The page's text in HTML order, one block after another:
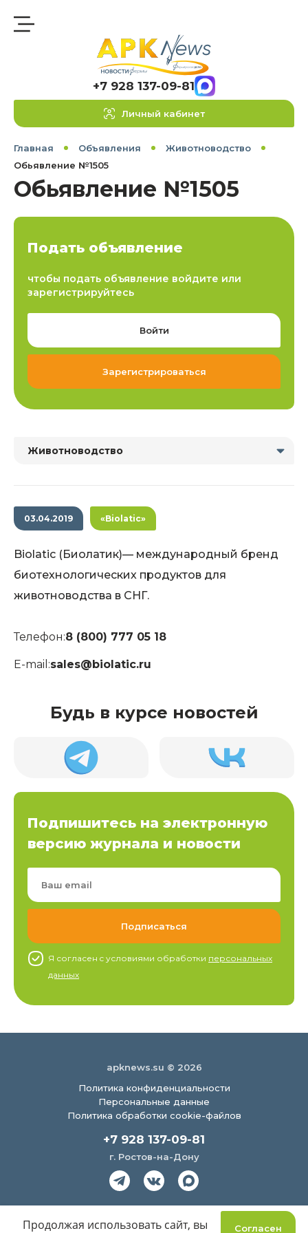
+7 928 137-09-81
Личный кабинет
Главная Объявления
Животноводство
Обьявление №1505
Обьявление №1505
Подать объявление
чтобы подать объявление войдите или
зарегистрируйтесь
Войти
Зарегистрироваться
Животноводство
03.04.2019 «Biolatic»
Biolatic (Биолатик)— международный бренд
биотехнологических продуктов для
животноводства в СНГ.
Телефон:8 (800) 777 05 18
E-mail:sales@biolatic.ru
Будь в курсе новостей
Подпишитесь на электронную
версию журнала и новости
Я согласен c условиями обработки персональных
данных
apknews.su © 2026
Политика конфиденциальности
Персональные данные
Политика обработки cookie-файлов
+7 928 137-09-81
г. Ростов-на-Дону
Согласен
Продолжая использовать сайт, вы